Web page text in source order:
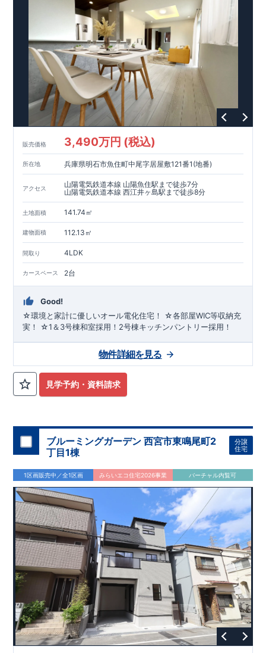
販売価格 3,490万円 (税込)
所在地 兵庫県明石市魚住町中尾字居屋敷121番1(地番)
アクセス
山陽電気鉄道本線 山陽魚住駅まで徒歩7分
山陽電気鉄道本線 西江井ヶ島駅まで徒歩8分
土地面積 141.74㎡
建物面積 112.13㎡
間取り 4LDK
カースペース 2台
Good!
☆環境と家計に優しいオール電化住宅！ ☆各部屋WIC等収納充
実！ ☆1＆3号棟和室採用！2号棟キッチンパントリー採用！
見学予約・資料請求
物件詳細を見る
ブルーミングガーデン 西宮市東鳴尾町2
丁目1棟
分譲
住宅
1区画販売中／全1区画 みらいエコ住宅2026事業 バーチャル内覧可